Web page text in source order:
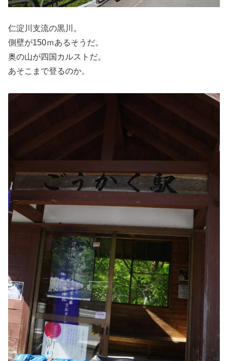
仁淀川支流の黒川。
側壁が150ｍあるそうだ。
奥の山が四国カルストだ。
あそこまで登るのか。